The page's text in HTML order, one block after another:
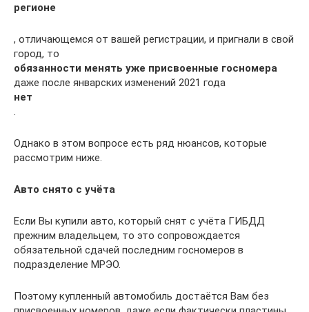
регионе
, отличающемся от вашей регистрации, и пригнали в свой
город, то
обязанности менять уже присвоенные госномера
даже после январских изменений 2021 года
нет
.
Однако в этом вопросе есть ряд нюансов, которые
рассмотрим ниже.
Авто снято с учёта
Если Вы купили авто, который снят с учёта ГИБДД
прежним владельцем, то это сопровождается
обязательной сдачей последним госномеров в
подразделение МРЭО.
Поэтому купленный автомобиль достаётся Вам без